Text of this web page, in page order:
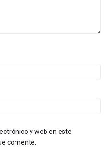
y web en este
comente.